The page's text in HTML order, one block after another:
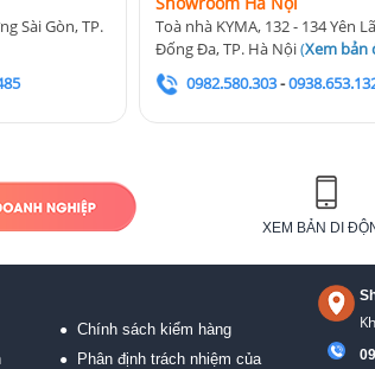
Sài Gòn, TP.
Toà nhà KYMA, 132 - 134 Yên
Đống Đa, TP. Hà Nội(Xem bản
0982.580.303-
XEM BẢN DI
● Chính sách kiểm hàng
● Phân định trách nhiệm của